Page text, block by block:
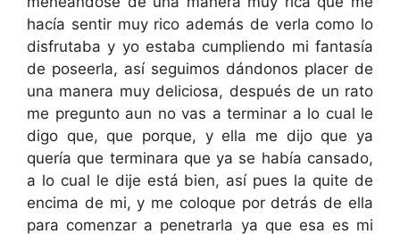
hacía sentir muy rico además de verla como lo
disfrutaba y yo estaba cumpliendo mi fantasía
de poseerla, así seguimos dándonos placer de
una manera muy deliciosa, después de un rato
me pregunto aun no vas a terminar a lo cual le
digo que, que porque, y ella me dijo que ya
quería que terminara que ya se había cansado,
a lo cual le dije está bien, así pues la quite de
encima de mi, y me coloque por detrás de ella
para comenzar a penetrarla ya que esa es mi